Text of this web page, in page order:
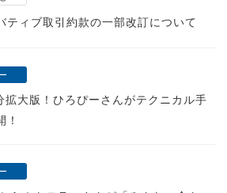
ティブ取引約款の一部改訂について
拡大版！ひろぴーさんがテクニカル手
！